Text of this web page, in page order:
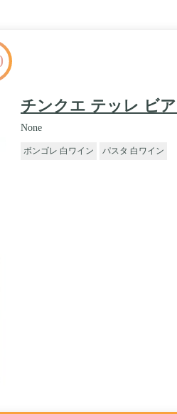
チンクエ テッレ ビア
None
ボンゴレ 白ワイン パスタ 白ワイン